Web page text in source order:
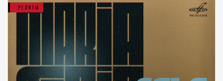
РЕЛИЗЫ